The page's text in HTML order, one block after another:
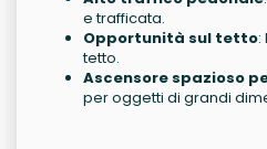
e trafficata.
Opportunità sul tetto:
tetto.
Ascensore spazioso
per oggetti di grandi